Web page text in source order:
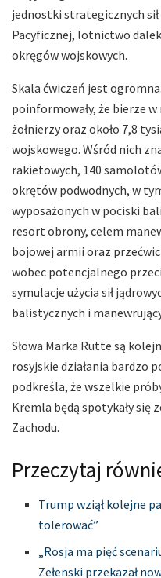
jednostki strategicznych
Pacyficznej, lotnictwo
okręgów wojskowych.
Skala ćwiczeń jest
poinformowały, że bierze w
żołnierzy oraz około 7,8
wojskowego. Wśród nich
rakietowych, 140
okrętów podwodnych, w
wyposażonych w pociski
resort obrony, celem
bojowej armii oraz
wobec potencjalnego
symulacje użycia sił
balistycznych i
Słowa Marka Rutte są
rosyjskie działania bardzo
podkreśla, że wszelkie
Kremla będą spotykały się
Zachodu.
Przeczytaj
Trump wziął kolejne
tolerować”
„Rosja ma pięć
Zełenski przekazał